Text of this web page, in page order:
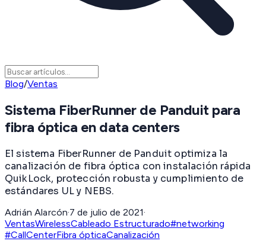
Blog/Ventas
Sistema FiberRunner de Panduit para
fibra óptica en data centers
El sistema FiberRunner de Panduit optimiza la
canalización de fibra óptica con instalación rápida
QuikLock, protección robusta y cumplimiento de
estándares UL y NEBS.
Adrián Alarcón·7 de julio de 2021·
VentasWirelessCableado Estructurado#networking
#CallCenterFibra ópticaCanalización